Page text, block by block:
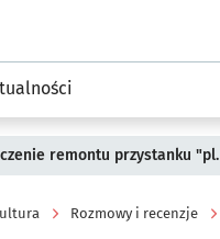
remontu przystanku
Rozmowy i recenzje